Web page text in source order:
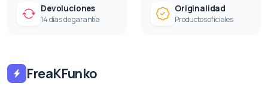
Devoluciones
14 días de garantía
Originalidad
Productos oficiales
FreaKFunko